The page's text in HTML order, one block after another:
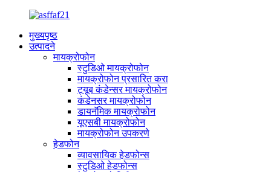
मुख्यपृष्ठ
उत्पादने
मायक्रोफोन
स्टुडिओ मायक्रोफोन
मायक्रोफोन प्रसारित करा
ट्यूब कंडेन्सर मायक्रोफोन
कंडेनसर मायक्रोफोन
डायनॅमिक मायक्रोफोन
यूएसबी मायक्रोफोन
मायक्रोफोन उपकरणे
हेडफोन
व्यावसायिक हेडफोन्स
स्टुडिओ हेडफोन्स